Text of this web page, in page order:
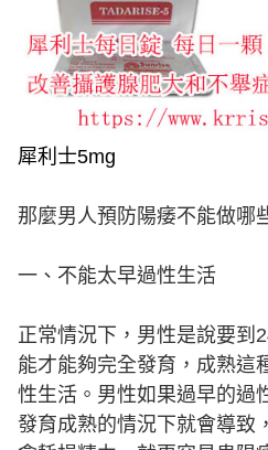
犀利士5mg
那麼男人預防陽痿不能做哪
一、不能太早過性生活
正常情況下，男性是說要到
能才能夠完全發育，成熟這
性生活。男性如果過早的過
發育成熟的情況下就會導致